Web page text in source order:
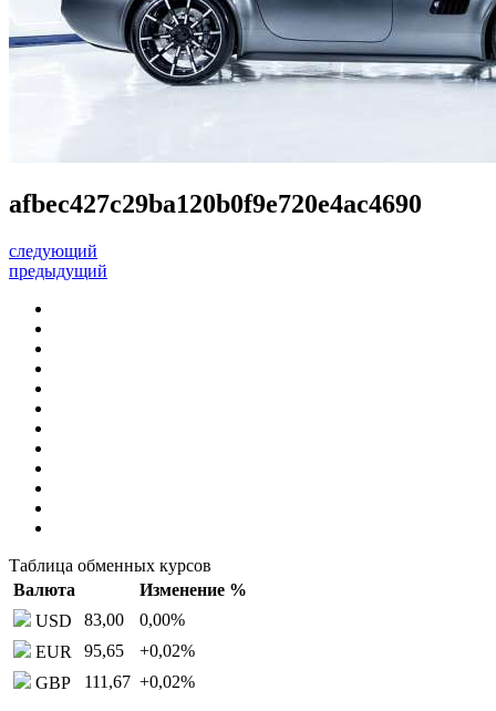
afbec427c29ba120b0f9e720e4ac4690
следующий
предыдущий
Таблица обменных курсов
Валюта
Изменение %
USD
83,00 0,00%
EUR
95,65 +0,02%
GBP
111,67 +0,02%